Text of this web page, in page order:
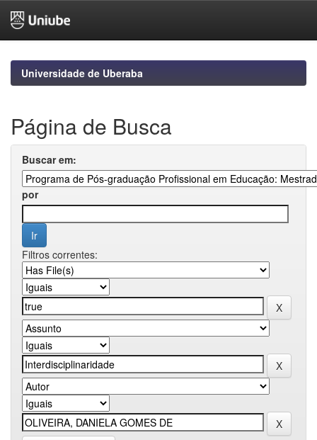
navigationUniversidade de Uberaba
Página de Busca
Buscar em:
por
Filtros correntes: